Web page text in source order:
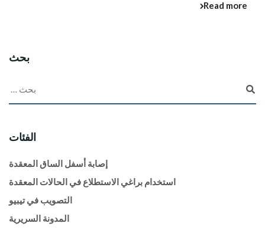
Read more
بحث
الفئات
إصابة أسفل الساق المعقدة
استخدام براغي الاستطلاع في الحالات المعقدة
التصويب في تيبيو
المدونة السريرية